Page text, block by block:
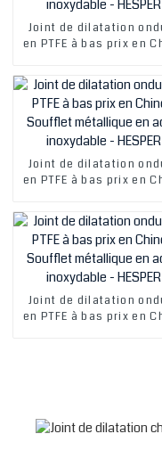
Joint de dilatation
en PTFE à bas prix en
acier inoxydable -
Joint de dilatation
en PTFE à bas prix en
acier inoxydable -
Joint de dilatation
en PTFE à bas prix en